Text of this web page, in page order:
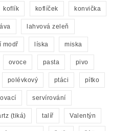
koflík koflíček konvička
lahvová zeleň
modř líska miska
ovoce pasta pivo
polévkový ptáci pítko
servírování
(tiká) talíř Valentýn